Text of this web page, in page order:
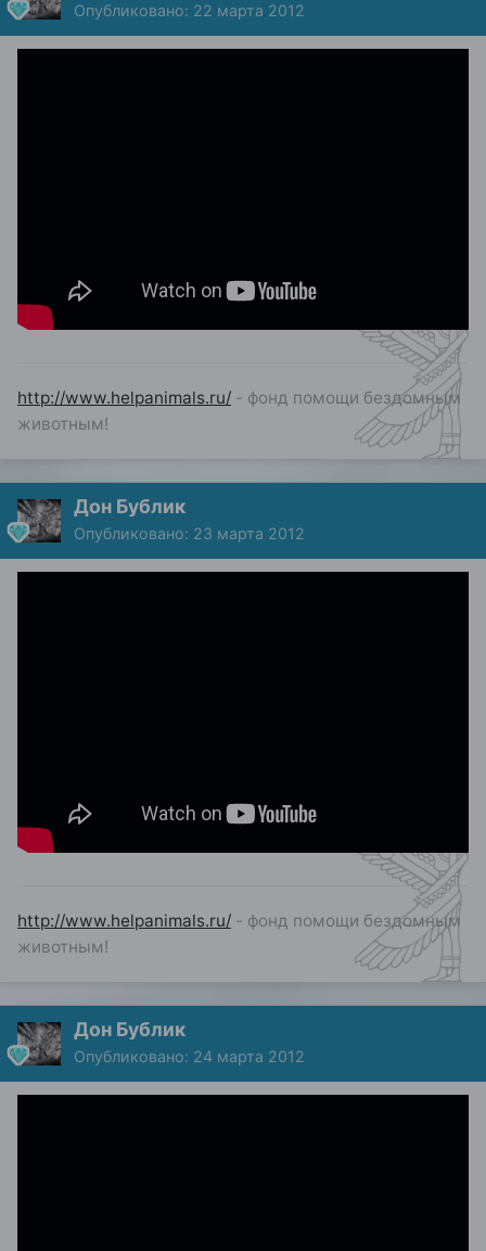
Опубликовано: 22 марта 2012
http://www.helpanimals.ru/ - фонд помощи бездомным
животным!
Дон Бублик
Опубликовано: 23 марта 2012
http://www.helpanimals.ru/ - фонд помощи бездомным
животным!
Дон Бублик
Опубликовано: 24 марта 2012